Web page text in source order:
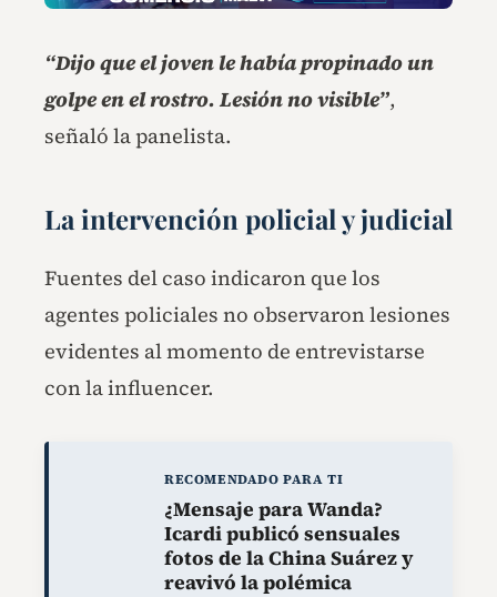
“Dijo que el joven le había propinado un
golpe en el rostro. Lesión no visible”,
señaló la panelista.
La intervención policial y judicial
Fuentes del caso indicaron que los
agentes policiales no observaron lesiones
evidentes al momento de entrevistarse
con la influencer.
RECOMENDADO PARA TI
¿Mensaje para Wanda?
Icardi publicó sensuales
fotos de la China Suárez y
reavivó la polémica